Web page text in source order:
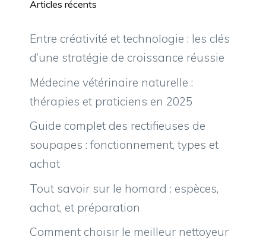
Articles récents
Entre créativité et technologie : les clés
d’une stratégie de croissance réussie
Médecine vétérinaire naturelle :
thérapies et praticiens en 2025
Guide complet des rectifieuses de
soupapes : fonctionnement, types et
achat
Tout savoir sur le homard : espèces,
achat, et préparation
Comment choisir le meilleur nettoyeur